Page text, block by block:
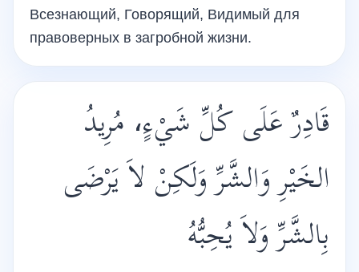
Всезнающий, Говорящий, Видимый для
правоверных в загробной жизни.
قَادِرٌ عَلَى كُلِّ شَيْءٍ، مُرِيدُ
الخَيْرِ وَالشَّرِّ وَلَكِنْ لاَ يَرْضَى
بِالشَّرِّ وَلاَ يُحِبُّهُ